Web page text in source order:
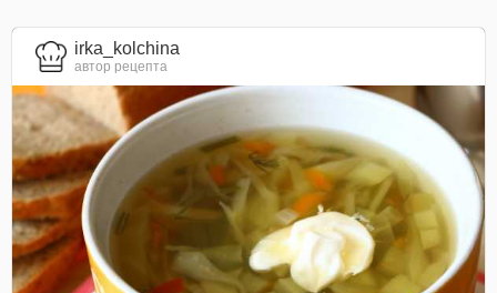
irka_kolchina
автор рецепта